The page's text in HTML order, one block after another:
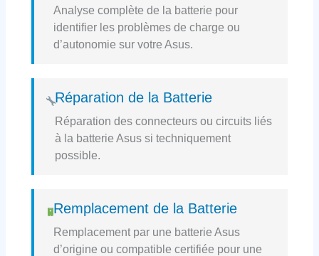
Analyse complète de la batterie pour
identifier les problèmes de charge ou
d’autonomie sur votre Asus.
Réparation de la Batterie
Réparation des connecteurs ou circuits liés
à la batterie Asus si techniquement
possible.
Remplacement de la Batterie
Remplacement par une batterie Asus
d’origine ou compatible certifiée pour une